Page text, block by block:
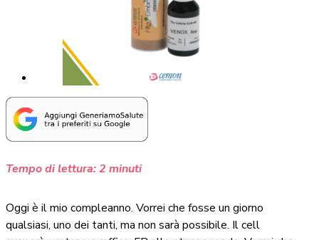
Tempo di lettura:2 minuti
Oggi è il mio compleanno. Vorrei che fosse un giorno
qualsiasi, uno dei tanti, ma non sarà possibile. Il cell